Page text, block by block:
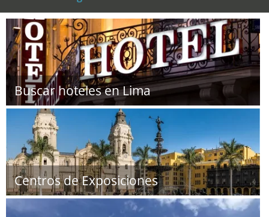
Buscar hoteles en Lima
Centros de Exposiciones